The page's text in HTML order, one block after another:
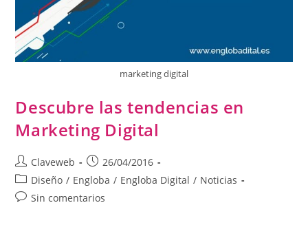
marketing digital
Descubre las tendencias en
Marketing Digital
Claveweb
26/04/2016
Diseño / Engloba / Engloba Digital / Noticias
Sin comentarios